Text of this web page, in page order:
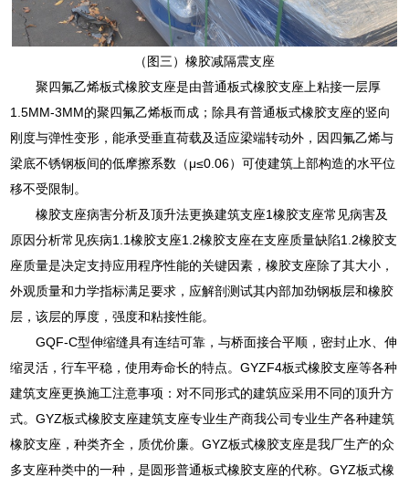
（图三）橡胶减隔震支座
聚四氟乙烯板式橡胶支座是由普通板式橡胶支座上粘接一层厚
1.5MM-3MM的聚四氟乙烯板而成；除具有普通板式橡胶支座的竖向
刚度与弹性变形，能承受垂直荷载及适应梁端转动外，因四氟乙烯与
梁底不锈钢板间的低摩擦系数（μ≤0.06）可使建筑上部构造的水平位
移不受限制。
橡胶支座病害分析及顶升法更换建筑支座1橡胶支座常见病害及
原因分析常见疾病1.1橡胶支座1.2橡胶支座在支座质量缺陷1.2橡胶支
座质量是决定支持应用程序性能的关键因素，橡胶支座除了其大小，
外观质量和力学指标满足要求，应解剖测试其内部加劲钢板层和橡胶
层，该层的厚度，强度和粘接性能。
GQF-C型伸缩缝具有连结可靠，与桥面接合平顺，密封止水、伸
缩灵活，行车平稳，使用寿命长的特点。GYZF4板式橡胶支座等各种
建筑支座更换施工注意事项：对不同形式的建筑应采用不同的顶升方
式。GYZ板式橡胶支座建筑支座专业生产商我公司专业生产各种建筑
橡胶支座，种类齐全，质优价廉。GYZ板式橡胶支座是我厂生产的众
多支座种类中的一种，是圆形普通板式橡胶支座的代称。GYZ板式橡